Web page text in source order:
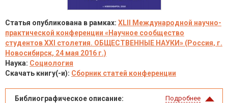
Статья опубликована в рамках: XLII Международной научно-
практической конференции «Научное сообщество
студентов XXI столетия. ОБЩЕСТВЕННЫЕ НАУКИ» (Россия, г.
Новосибирск, 24 мая 2016 г.)
Наука: Социология
Скачать книгу(-и): Сборник статей конференции
Библиографическое описание: Подробнее